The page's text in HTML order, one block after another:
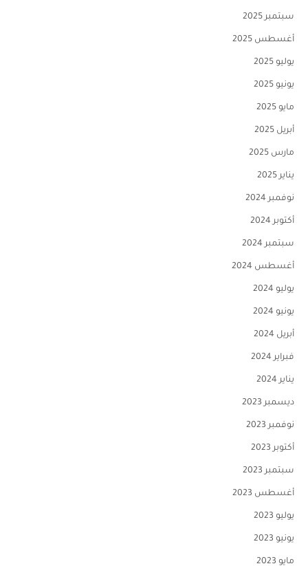
سبتمبر 2025
أغسطس 2025
يوليو 2025
يونيو 2025
مايو 2025
أبريل 2025
مارس 2025
يناير 2025
نوفمبر 2024
أكتوبر 2024
سبتمبر 2024
أغسطس 2024
يوليو 2024
يونيو 2024
أبريل 2024
فبراير 2024
يناير 2024
ديسمبر 2023
نوفمبر 2023
أكتوبر 2023
سبتمبر 2023
أغسطس 2023
يوليو 2023
يونيو 2023
مايو 2023